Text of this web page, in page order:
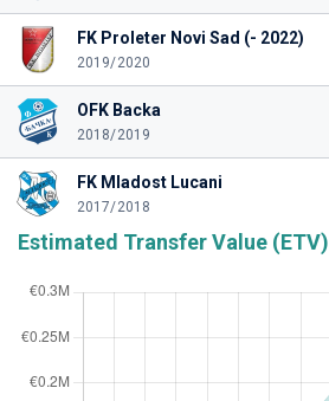
FK Proleter Novi Sad (- 2022)
2019/2020
OFK Backa
2018/2019
FK Mladost Lucani
2017/2018
Estimated Transfer Value (ETV)